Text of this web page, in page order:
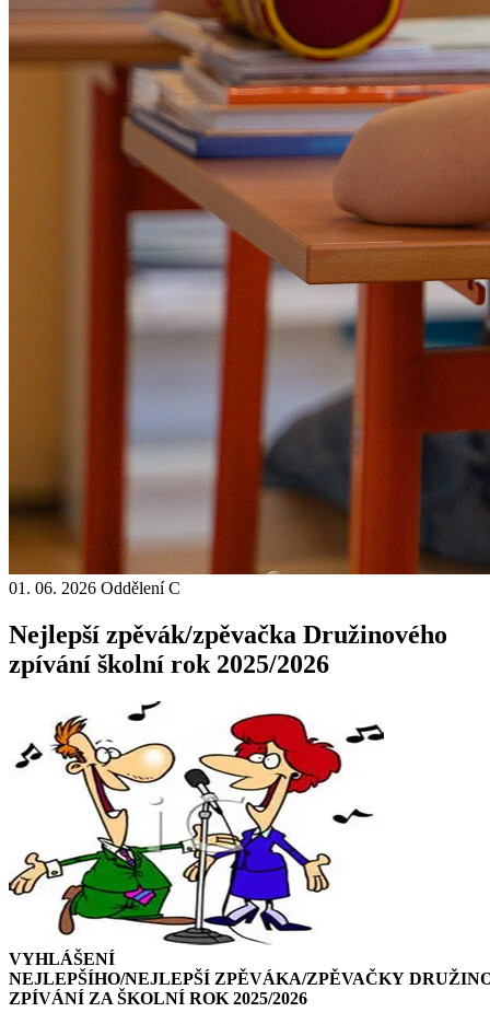
01. 06. 2026 Oddělení C
Nejlepší zpěvák/zpěvačka Družinového
zpívání školní rok 2025/2026
VYHLÁŠENÍ
NEJLEPŠÍHO/NEJLEPŠÍ ZPĚVÁKA/ZPĚVAČKY
ZPÍVÁNÍ ZA ŠKOLNÍ ROK 2025/2026